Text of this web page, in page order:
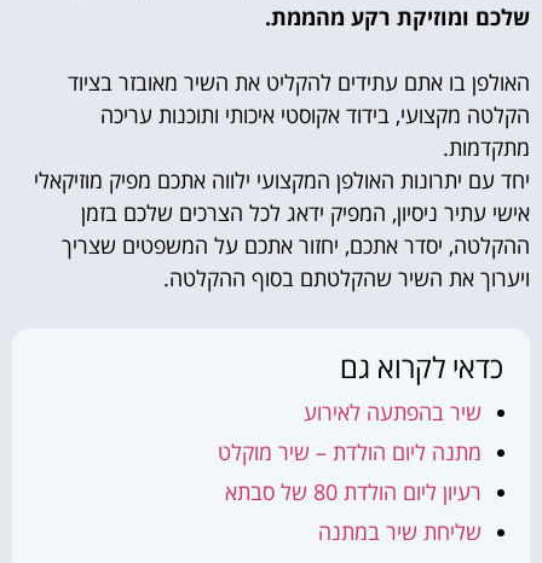
שלכם ומוזיקת רקע מהממת.
האולפן בו אתם עתידים להקליט את השיר מאובזר בציוד
הקלטה מקצועי, בידוד אקוסטי איכותי ותוכנות עריכה
מתקדמות.
יחד עם יתרונות האולפן המקצועי ילווה אתכם מפיק מוזיקאלי
אישי עתיר ניסיון, המפיק ידאג לכל הצרכים שלכם בזמן
ההקלטה, יסדר אתכם, יחזור אתכם על המשפטים שצריך
ויערוך את השיר שהקלטתם בסוף ההקלטה.
כדאי לקרוא גם
שיר בהפתעה לאירוע
מתנה ליום הולדת – שיר מוקלט
רעיון ליום הולדת 80 של סבתא
שליחת שיר במתנה